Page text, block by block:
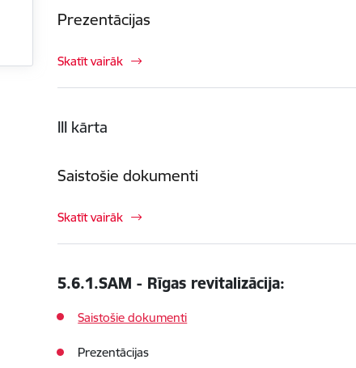
Prezentācijas
Skatīt vairāk
III kārta
Saistošie dokumenti
Skatīt vairāk
5.6.1.SAM - Rīgas revitalizācija:
Saistošie dokumenti
Prezentācijas